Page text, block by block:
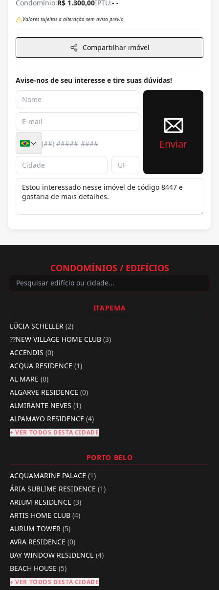
Condomínio:R$ 1.300,00IPTU:- -
Valores sujeitos a alteração sem aviso prévio.
Compartilhar imóvel
Avise-nos de seu interesse e tire suas dúvidas!
Enviar
CONDOMÍNIOS / EDIFÍCIOS
ITAPEMA
LÚCIA SCHELLER (2)
??NEW VILLAGE HOME CLUB (3)
ACCENDIS (0)
ACQUA RESIDENCE (1)
AL MARE (0)
ALGARVE RESIDENCE (0)
ALMIRANTE NEVES (1)
ALPAMAYO RESIDENCE (4)
+ VER TODOS DESTA CIDADE
PORTO BELO
ACQUAMARINE PALACE (1)
ÁRIA SUBLIME RESIDENCE (1)
ARIUM RESIDENCE (3)
ARTIS HOME CLUB (4)
AURUM TOWER (5)
AVRA RESIDENCE (0)
BAY WINDOW RESIDENCE (4)
BEACH HOUSE (5)
+ VER TODOS DESTA CIDADE